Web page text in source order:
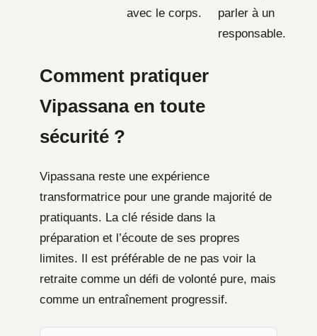
avec le corps.
parler à un
responsable.
Comment pratiquer
Vipassana en toute
sécurité ?
Vipassana reste une expérience
transformatrice pour une grande majorité de
pratiquants. La clé réside dans la
préparation et l’écoute de ses propres
limites. Il est préférable de ne pas voir la
retraite comme un défi de volonté pure, mais
comme un entraînement progressif.